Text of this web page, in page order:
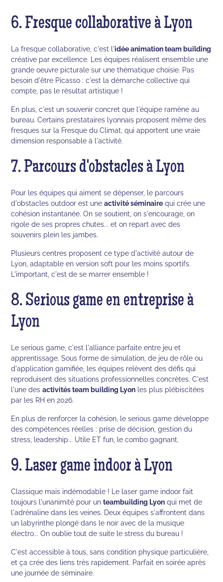
6. Fresque collaborative à Lyon
La fresque collaborative, c'est l'idée animation team building
créative par excellence. Les équipes réalisent ensemble une
grande oeuvre picturale sur une thématique choisie. Pas
besoin d'être Picasso : c'est la démarche collective qui
compte, pas le résultat artistique !
En plus, c'est un souvenir concret que l'équipe ramène au
bureau. Certains prestataires lyonnais proposent même des
fresques sur la Fresque du Climat, qui apportent une vraie
dimension responsable à l'activité.
7. Parcours d'obstacles à Lyon
Pour les équipes qui aiment se dépenser, le parcours
d'obstacles outdoor est uneactivité séminaire qui crée une
cohésion instantanée. On se soutient, on s'encourage, on
rigole de ses propres chutes... et on repart avec des
souvenirs plein les jambes.
Plusieurs centres proposent ce type d'activité autour de
Lyon, adaptable en version soft pour les moins sportifs.
L'important, c'est de se marrer ensemble !
8. Serious game en entreprise à
Lyon
Le serious game, c'est l'alliance parfaite entre jeu et
apprentissage. Sous forme de simulation, de jeu de rôle ou
d'application gamifiée, les équipes relèvent des défis qui
reproduisent des situations professionnelles concrètes. C'est
l'une desactivités team building Lyon les plus plébiscitées
par les RH en 2026.
En plus de renforcer la cohésion, le serious game développe
des compétences réelles : prise de décision, gestion du
stress, leadership... Utile ET fun, le combo gagnant.
9. Laser game indoor à Lyon
Classique mais indémodable ! Le laser game indoor fait
toujours l'unanimité pour unteambuilding Lyon qui met de
l'adrénaline dans les veines. Deux équipes s'affrontent dans
un labyrinthe plongé dans le noir avec de la musique
électro... On oublie tout de suite le stress du bureau !
C'est accessible à tous, sans condition physique particulière,
et ça crée des liens très rapidement. Parfait en soirée après
une journée de séminaire.